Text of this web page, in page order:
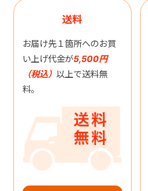
送料
お届け先１箇所へのお買
い上げ代金が5,500円
（税込） 以上で送料無
料。